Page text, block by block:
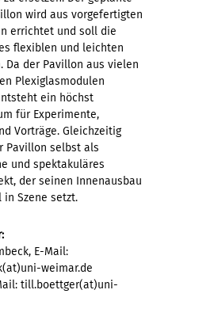
wird aus vorgefertigten
errichtet und soll die
flexiblen und leichten
Da der Pavillon aus vielen
Plexiglasmodulen
ein höchst
für Experimente,
Vorträge. Gleichzeitig
Pavillon selbst als
und spektakuläres
der seinen Innenausbau
in Szene setzt.
E-Mail:
weimar.de
till.boettger(at)uni-